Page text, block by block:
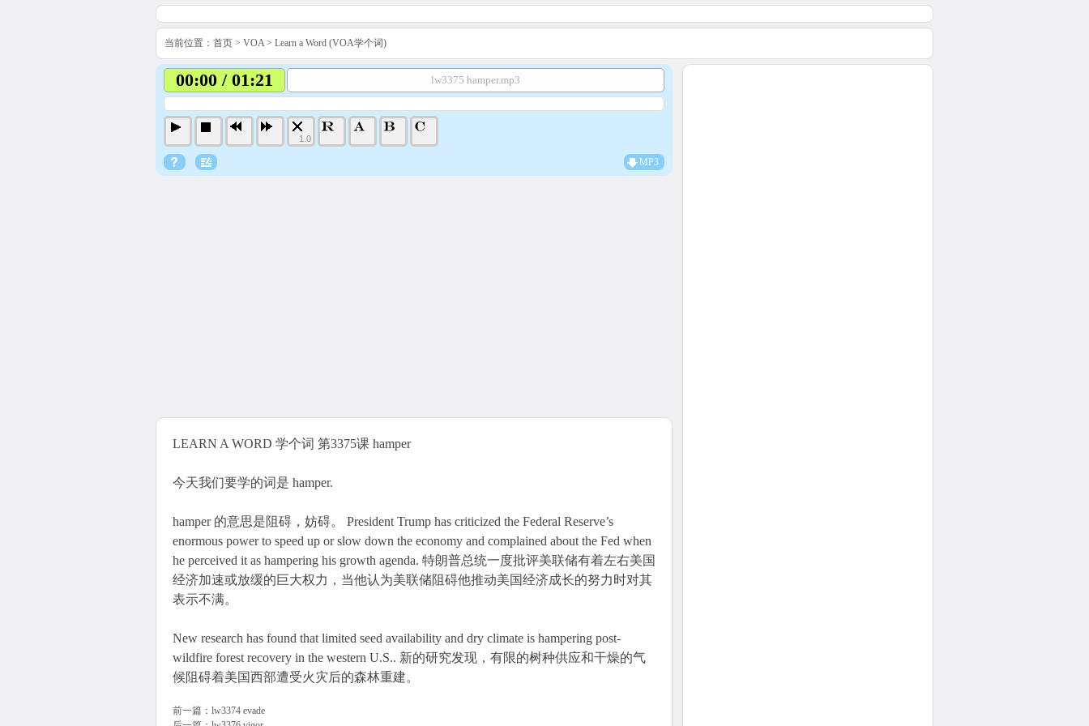
当前位置： 首页 > VOA> Learn a Word (VOA学个词)
00:00 / 01:21 lw3375 hamper.mp3
1.0
MP3
LEARN A WORD 学个词 第3375课 hamper
今天我们要学的词是 hamper.
hamper 的意思是阻碍，妨碍。 President Trump has criticized the Federal Reserve’s
enormous power to speed up or slow down the economy and complained about the Fed when
he perceived it as hampering his growth agenda. 特朗普总统一度批评美联储有着左右美国
经济加速或放缓的巨大权力，当他认为美联储阻碍他推动美国经济成长的努力时对其
表示不满。
New research has found that limited seed availability and dry climate is hampering post-
wildfire forest recovery in the western U.S.. 新的研究发现，有限的树种供应和干燥的气
候阻碍着美国西部遭受火灾后的森林重建。
前一篇： lw3374 evade